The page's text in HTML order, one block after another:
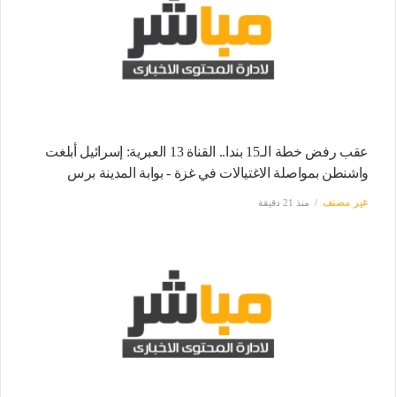
عقب رفض خطة الـ15 بندا.. القناة 13 العبرية: إسرائيل أبلغت
واشنطن بمواصلة الاغتيالات في غزة - بوابة المدينة برس
غير مصنف منذ 21 دقيقة